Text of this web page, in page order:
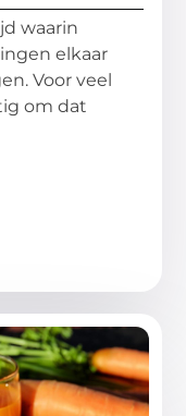
waarin
elkaar
Voor veel
om dat